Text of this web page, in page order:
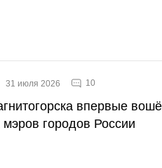
31 июля 2026 10
впервые
мэров городов России